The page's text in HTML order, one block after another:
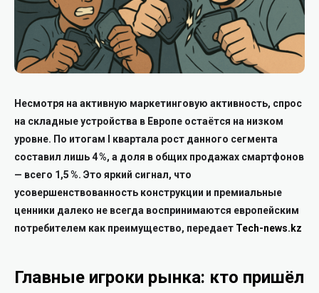
Несмотря на активную маркетинговую активность, спрос
на складные устройства в Европе остаётся на низком
уровне. По итогам I квартала рост данного сегмента
составил лишь 4 %, а доля в общих продажах смартфонов
— всего 1,5 %. Это яркий сигнал, что
усовершенствованность конструкции и премиальные
ценники далеко не всегда воспринимаются европейским
потребителем как преимущество, передает Tech-news.kz
Главные игроки рынка: кто пришёл